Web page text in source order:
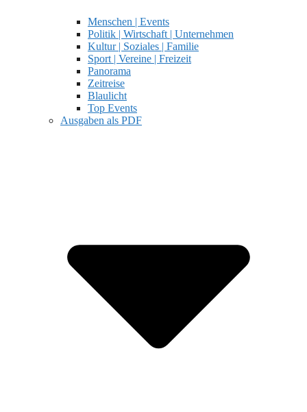
Menschen | Events
Politik | Wirtschaft | Unternehmen
Kultur | Soziales | Familie
Sport | Vereine | Freizeit
Panorama
Zeitreise
Blaulicht
Top Events
Ausgaben als PDF